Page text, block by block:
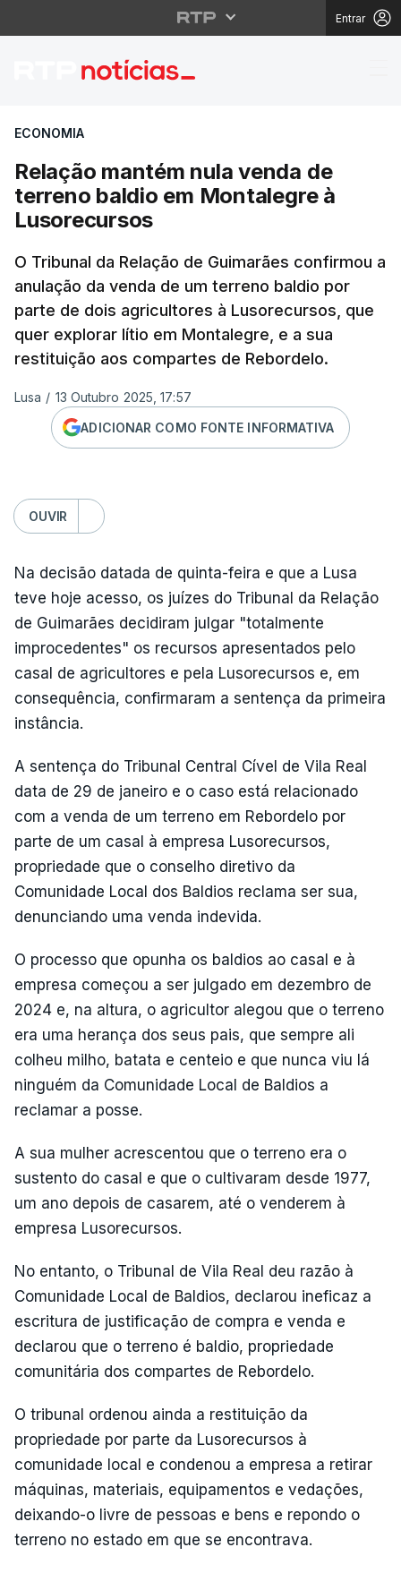
Entrar
Relação mantém
ECONOMIA
Relação mantém nula venda de
terreno baldio em Montalegre à
Lusorecursos
O Tribunal da Relação de Guimarães confirmou a
anulação da venda de um terreno baldio por
parte de dois agricultores à Lusorecursos, que
quer explorar lítio em Montalegre, e a sua
restituição aos compartes de Rebordelo.
Lusa / 13 Outubro 2025, 17:57
ADICIONAR COMO FONTE INFORMATIVA
OUVIR
Na decisão datada de quinta-feira e que a Lusa
teve hoje acesso, os juízes do Tribunal da Relação
de Guimarães decidiram julgar "totalmente
improcedentes" os recursos apresentados pelo
casal de agricultores e pela Lusorecursos e, em
consequência, confirmaram a sentença da primeira
instância.
A sentença do Tribunal Central Cível de Vila Real
data de 29 de janeiro e o caso está relacionado
com a venda de um terreno em Rebordelo por
parte de um casal à empresa Lusorecursos,
propriedade que o conselho diretivo da
Comunidade Local dos Baldios reclama ser sua,
denunciando uma venda indevida.
O processo que opunha os baldios ao casal e à
empresa começou a ser julgado em dezembro de
2024 e, na altura, o agricultor alegou que o terreno
era uma herança dos seus pais, que sempre ali
colheu milho, batata e centeio e que nunca viu lá
ninguém da Comunidade Local de Baldios a
reclamar a posse.
A sua mulher acrescentou que o terreno era o
sustento do casal e que o cultivaram desde 1977,
um ano depois de casarem, até o venderem à
empresa Lusorecursos.
No entanto, o Tribunal de Vila Real deu razão à
Comunidade Local de Baldios, declarou ineficaz a
escritura de justificação de compra e venda e
declarou que o terreno é baldio, propriedade
comunitária dos compartes de Rebordelo.
O tribunal ordenou ainda a restituição da
propriedade por parte da Lusorecursos à
comunidade local e condenou a empresa a retirar
máquinas, materiais, equipamentos e vedações,
deixando-o livre de pessoas e bens e repondo o
terreno no estado em que se encontrava.